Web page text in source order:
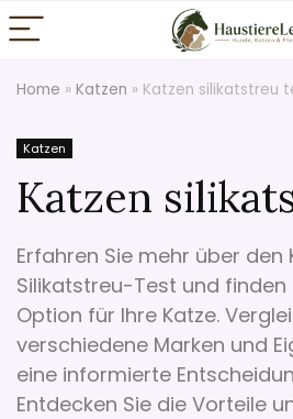
Home » Katzen » Katzen silikatstreu
Katzen
Katzen
Erfahren Sie mehr über den
Silikatstreu-Test und finden
Option für Ihre Katze.
verschiedene Marken und
eine informierte
Entdecken Sie die Vorteile